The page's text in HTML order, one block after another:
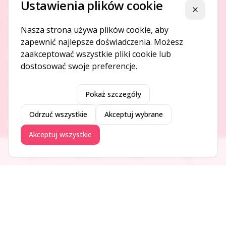
Platforma ogłoszeń i firm, która łączy ludzi i rozwija biznes
O NAS
DODAJ I PROMUJ
Dodaj ogłoszenie
Dodaj firmę
Ogłoszenia Aktualności Firmy Blog
Ustawienia plików cookie Zamknij
Nasza strona używa plików cookie, aby
zapewnić najlepsze doświadczenia. Możesz
zaakceptować wszystkie pliki cookie lub
dostosować swoje preferencje.
Pokaż szczegóły
Odrzuć wszystkie Akceptuj wybrane
Akceptuj wszystkie